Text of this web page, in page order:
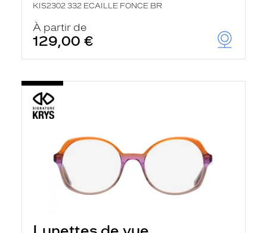
KIS2302 332 ECAILLE FONCE BR
À partir de
129,00 €